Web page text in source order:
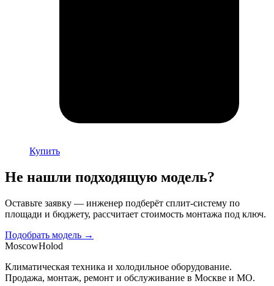
Купить
Не нашли подходящую модель?
Оставьте заявку — инженер подберёт сплит-систему по
площади и бюджету, рассчитает стоимость монтажа под ключ.
Подобрать модель →
MoscowHolod
Климатическая техника и холодильное оборудование.
Продажа, монтаж, ремонт и обслуживание в Москве и МО.